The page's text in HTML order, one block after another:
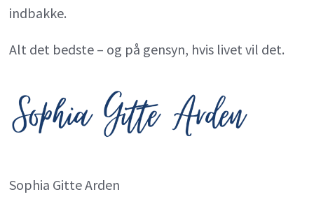
indbakke.
Alt det bedste – og på gensyn, hvis livet vil det.
Sophia Gitte Arden